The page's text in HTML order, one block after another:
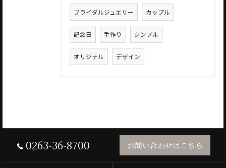
ブライダルジュエリー カップル
記念日 手作り シンプル
オリジナル デザイン
0263-36-8700 お問い合わせはこちら